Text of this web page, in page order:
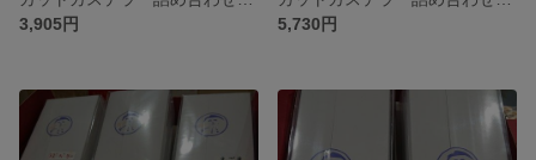
3,905円
5,730円